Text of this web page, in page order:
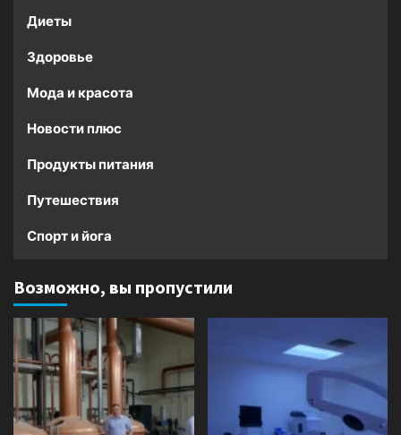
Диеты
Здоровье
Мода и красота
Новости плюс
Продукты питания
Путешествия
Спорт и йога
Возможно, вы пропустили